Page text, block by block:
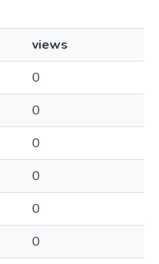
views
0
0
0
0
0
0